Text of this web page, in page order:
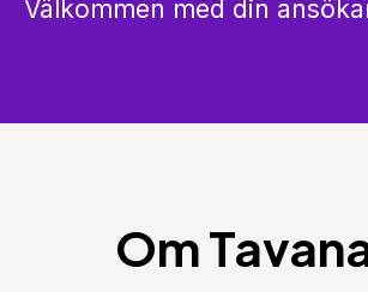
Välkommen med din
Om